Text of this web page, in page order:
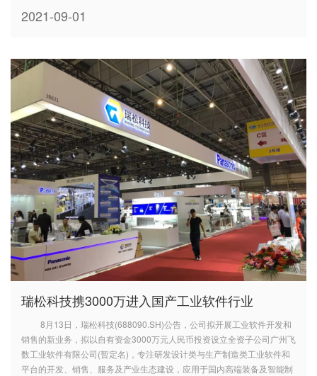
2021-09-01
瑞松科技携3000万进入国产工业软件行业
8月13日，瑞松科技(688090.SH)公告，公司拟开展工业软件开发和
销售的新业务，拟以自有资金3000万元人民币投资设立全资子公司广州飞
数工业软件有限公司(暂定名)，专注研发设计类与生产制造类工业软件和
平台的开发、销售、服务及产业生态建设，应用于国内高端装备及智能制